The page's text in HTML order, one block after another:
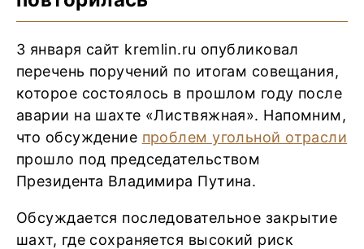
3 января сайт kremlin.ru опубликовал
перечень поручений по итогам совещания,
которое состоялось в прошлом году после
аварии на шахте «Листвяжная». Напомним,
что обсуждение проблем угольной отрасли
прошло под председательством
Президента Владимира Путина.
Обсуждается последовательное закрытие
шахт, где сохраняется высокий риск